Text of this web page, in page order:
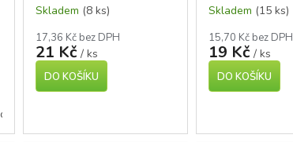
oranžová
Skladem (8 ks)
17,36 Kč bez DPH
21 Kč / ks
DO KOŠÍKU
Skladem (15 ks)
15,70 Kč bez DPH
19 Kč / ks
DO KOŠÍKU